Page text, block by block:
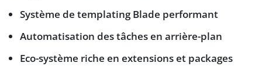
Système de templating Blade performant
Automatisation des tâches en arrière-plan
Eco-système riche en extensions et packages